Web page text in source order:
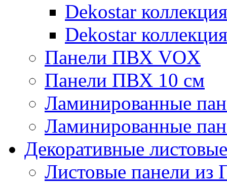
Dekostar
Dekostar
Панели ПВХ VOX
Панели ПВХ 10 см
Ламинированные
Ламинированные
Декоративные
Листовые панели из